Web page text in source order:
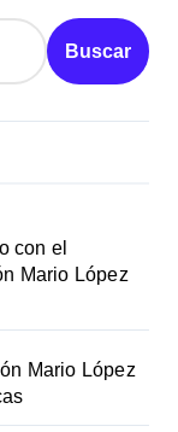
Buscar
con el
Mario López
Mario López